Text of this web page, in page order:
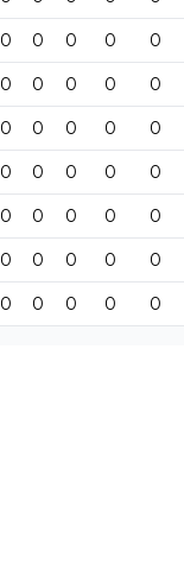
0 0 0 0 0
0 0 0 0 0
0 0 0 0 0
0 0 0 0 0
0 0 0 0 0
0 0 0 0 0
0 0 0 0 0